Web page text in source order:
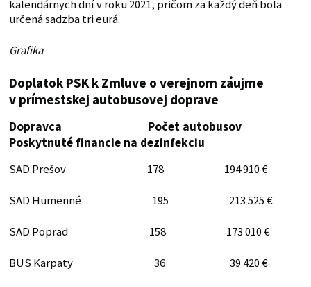
kalendárnych dní v roku 2021, pričom za každý deň bola
určená sadzba tri eurá.
Grafika
Doplatok PSK k Zmluve o verejnom záujme
v prímestskej autobusovej doprave
Dopravca Počet autobusov
Poskytnuté financie na dezinfekciu
SAD Prešov 178 194 910 €
SAD Humenné 195 213 525 €
SAD Poprad 158 173 010 €
BUS Karpaty 36 39 420 €